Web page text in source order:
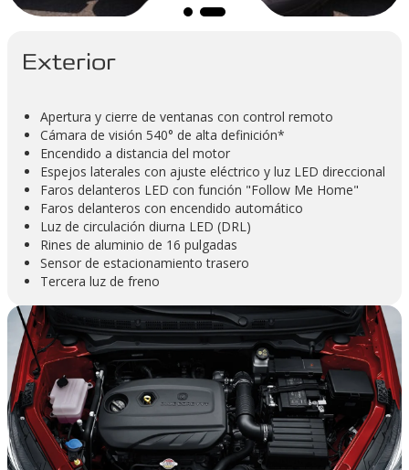
Exterior
Apertura y cierre de ventanas con control remoto
Cámara de visión 540° de alta definición*
Encendido a distancia del motor
Espejos laterales con ajuste eléctrico y luz LED direccional
Faros delanteros LED con función "Follow Me Home"
Faros delanteros con encendido automático
Luz de circulación diurna LED (DRL)
Rines de aluminio de 16 pulgadas
Sensor de estacionamiento trasero
Tercera luz de freno